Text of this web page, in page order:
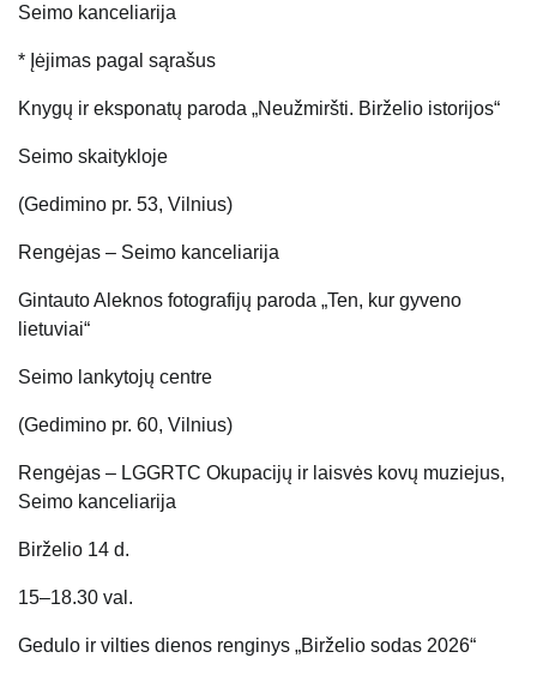
Seimo kanceliarija
* Įėjimas pagal sąrašus
Knygų ir eksponatų paroda „Neužmiršti. Birželio istorijos“
Seimo skaitykloje
(Gedimino pr. 53, Vilnius)
Rengėjas – Seimo kanceliarija
Gintauto Aleknos fotografijų paroda „Ten, kur gyveno
lietuviai“
Seimo lankytojų centre
(Gedimino pr. 60, Vilnius)
Rengėjas – LGGRTC Okupacijų ir laisvės kovų muziejus,
Seimo kanceliarija
Birželio 14 d.
15–18.30 val.
Gedulo ir vilties dienos renginys „Birželio sodas 2026“